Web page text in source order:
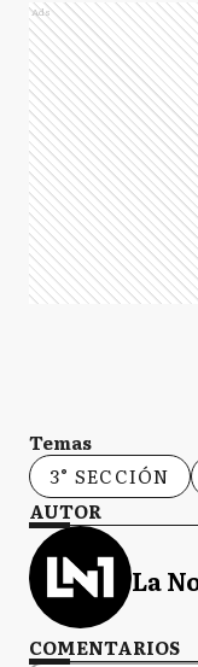
Ads
Temas
3° SECCIÓN
AUTOR
La
COMENTARIOS